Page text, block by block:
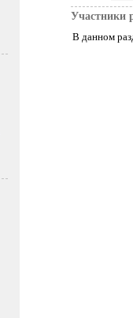
Участники
В данном